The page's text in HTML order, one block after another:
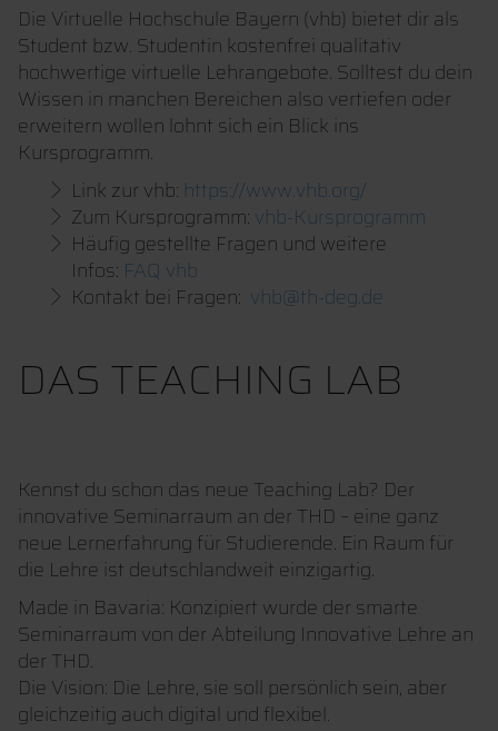
Die Virtuelle Hochschule Bayern (vhb) bietet dir als
Student bzw. Studentin kostenfrei qualitativ
hochwertige virtuelle Lehrangebote. Solltest du dein
Wissen in manchen Bereichen also vertiefen oder
erweitern wollen lohnt sich ein Blick ins
Kursprogramm.
Link zur vhb: https://www.vhb.org/
Zum Kursprogramm: vhb-Kursprogramm
Häufig gestellte Fragen und weitere
Infos: FAQ vhb
Kontakt bei Fragen: vhb@th-deg.de
DAS TEACHING LAB
Kennst du schon das neue Teaching Lab? Der
innovative Seminarraum an der THD – eine ganz
neue Lernerfahrung für Studierende. Ein Raum für
die Lehre ist deutschlandweit einzigartig.
Made in Bavaria: Konzipiert wurde der smarte
Seminarraum von der Abteilung Innovative Lehre an
der THD.
Die Vision: Die Lehre, sie soll persönlich sein, aber
gleichzeitig auch digital und flexibel.